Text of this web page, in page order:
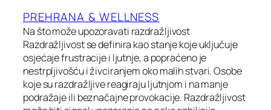
PREHRANA & WELLNESS
Na što može upozoravati razdražljivost
Razdražljivost se definira kao stanje koje uključuje
osjećaje frustracije i ljutnje, a popraćeno je
nestrpljivošću i živciranjem oko malih stvari. Osobe
koje su razdražljive reagiraju ljutnjom i na manje
podražaje ili beznačajne provokacije. Razdražljivost